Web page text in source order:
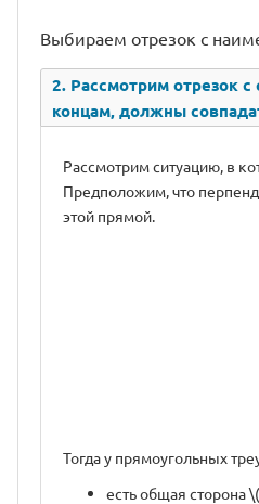
Выбираем отрезок с
2. Рассмотрим отрезок
концам, должны
Рассмотрим ситуацию, в
Предположим, что
этой прямой.
Тогда у прямоугольных
есть общая сторона